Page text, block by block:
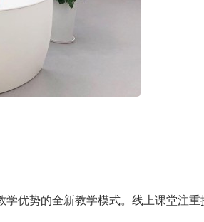
优势的全新教学模式。线上课堂注重